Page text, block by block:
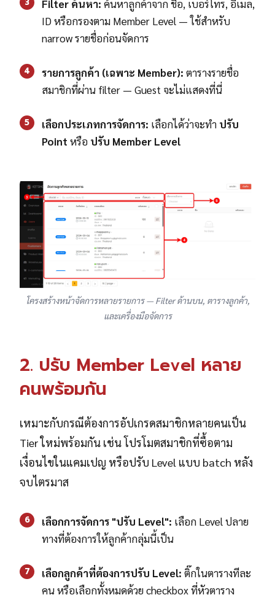
Filter ค้นหา: ค้นหาลูกค้าจาก ชื่อ, เบอร์โทร, อีเมล,
ID หรือกรองตาม Member Level — ใช้สำหรับ
narrow รายชื่อก่อนจัดการ
4 รายการลูกค้า (เฉพาะ Member): ตารางรายชื่อ
สมาชิกที่ผ่าน filter — Guest จะไม่แสดงที่นี่
5 เลือกประเภทการจัดการ: เลือกได้ว่าจะทำ ปรับ
Point หรือ ปรับ Member Level
โครงสร้างหน้าจัดการหลายรายการ — Filter ด้านบน, ตารางลูกค้า,
และเครื่องมือจัดการ
2. ปรับ Member Level หลาย
คนพร้อมกัน
เหมาะกับกรณีต้องการอัปเกรดสมาชิกหลายคนเป็น
Tier ใหม่พร้อมกัน เช่น โปรโมตสมาชิกที่ซื้อตาม
เงื่อนไขในแคมเปญ หรือปรับ Level แบบ batch หลัง
จบไตรมาส
6 เลือกการจัดการ "ปรับ Level": เลือก Level ปลาย
ทางที่ต้องการให้ลูกค้ากลุ่มนี้เป็น
7 เลือกลูกค้าที่ต้องการปรับ Level: ติ๊กในตารางทีละ
คน หรือเลือกทั้งหมดด้วย checkbox ที่หัวตาราง